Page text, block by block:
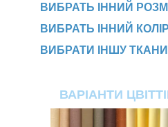
ВИБРАТЬ ІННИЙ
ВИБРАТЬ ІННИЙ КОЛІР
ВИБРАТИ ІНШУ
ВАРІАНТИ